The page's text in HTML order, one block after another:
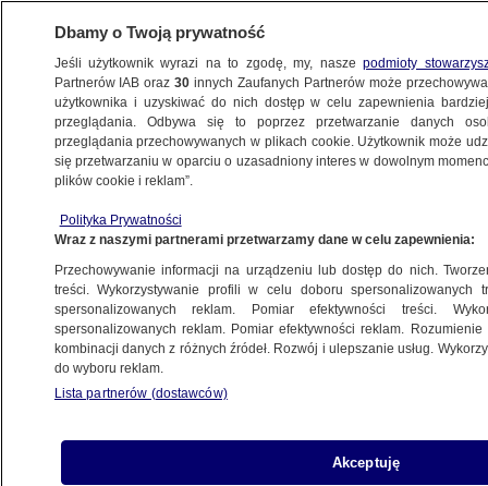
BIZNES
Z KRAJU
12.03.2009, 20:28Aktualizacja:12.03.2009, 15:16
Udostępnij
Dbamy o Twoją prywatność
Jeśli użytkownik wyrazi na to zgodę, my, naszepodmioty
Partnerów IAB oraz30 innych Zaufanych Partnerów może
użytkownika i uzyskiwać do nich dostęp w celu zapewnienia
przeglądania. Odbywa się to poprzez przetwarzanie danych
przeglądania przechowywanych w plikach cookie. Użytkownik może
się przetwarzaniu w oparciu o uzasadniony interes w dowolnym
plików cookie i reklam”.
Polityka Prywatności
Wraz z naszymi partnerami przetwarzamy dane w celu zapewnienia:
Przechowywanie informacji na urządzeniu lub dostęp do nich.
treści. Wykorzystywanie profili w celu doboru spersonalizowanych
spersonalizowanych reklam. Pomiar efektywności treści.
spersonalizowanych reklam. Pomiar efektywności reklam.
kombinacji danych z różnych źródeł. Rozwój i ulepszanie usług.
do wyboru reklam.
Lista partnerów (dostawców)
Akceptuję